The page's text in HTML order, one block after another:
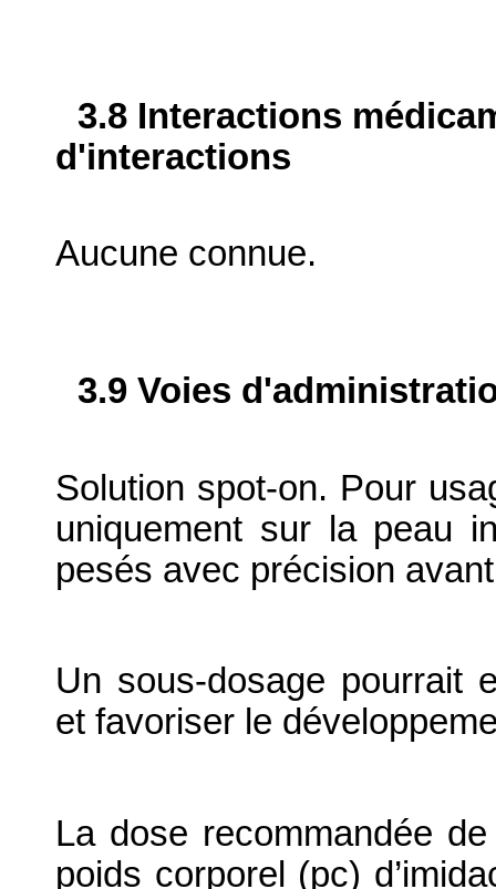
3.8 Interactions
d'interactions
Aucune connue.
3.9 Voies
Solution spot-on. Pour
uniquement sur la peau
pesés avec précision
Un sous-dosage pourrait
et favoriser le
La dose recommandée
poids corporel (pc)